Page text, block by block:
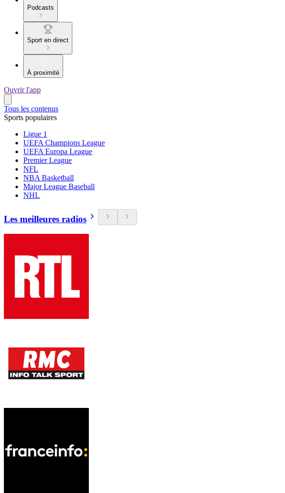
Podcasts
Sport en direct
À proximité
Ouvrir l'app
Tous les contenus
Sports populaires
Ligue 1
UEFA Champions League
UEFA Europa League
Premier League
NFL
NBA Basketball
Major League Baseball
NHL
Les meilleures radios